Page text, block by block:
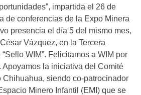
impartida el 26 de
de conferencias de la Expo Minera
presencia el día 5 del mismo mes,
Vázquez, en la Tercera
WIM”. Felicitamos a WIM por
Apoyamos la iniciativa del Comité
Chihuahua, siendo co-patrocinador
Minero Infantil (EMI) que se